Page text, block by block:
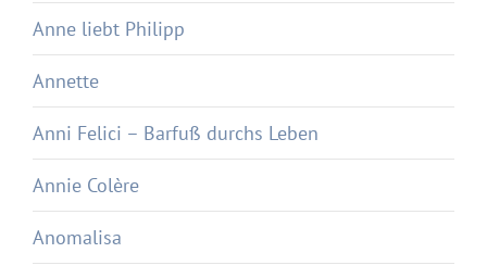
Anne liebt Philipp
Annette
Anni Felici – Barfuß durchs Leben
Annie Colère
Anomalisa